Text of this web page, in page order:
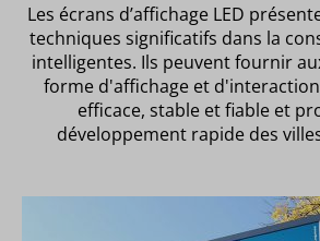
Les écrans d’affichage LED
techniques significatifs dans la
intelligentes. Ils peuvent fournir
forme d'affichage et
efficace, stable et fiable et
développement rapide des